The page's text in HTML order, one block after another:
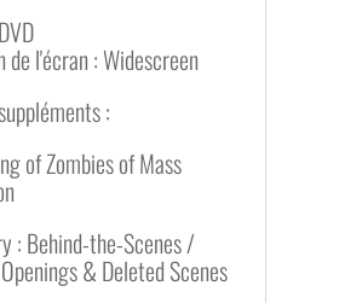
de l'écran : Widescreen
:
of Zombies of Mass
: Behind-the-Scenes /
& Deleted Scenes